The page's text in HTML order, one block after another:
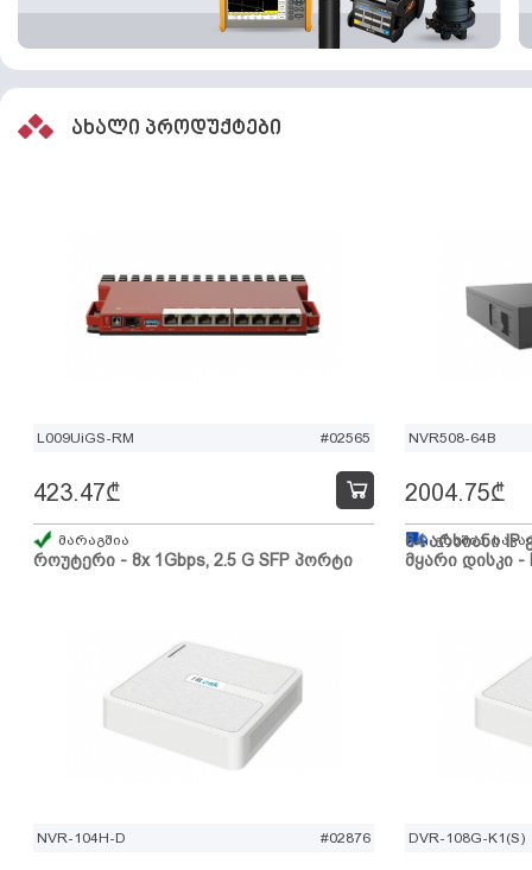
ახალი პროდუქტები
L009UiGS-RM #02565
როუტერი - 8x 1Gbps, 2.5 G SFP პორტი
423.47₾
მარაგშია
NVR508-64B
64 არხიანი IP
მყარი დისკი -
2004.75₾
გზაშია,
NVR-104H-D #02876 DVR-108G-K1(S)